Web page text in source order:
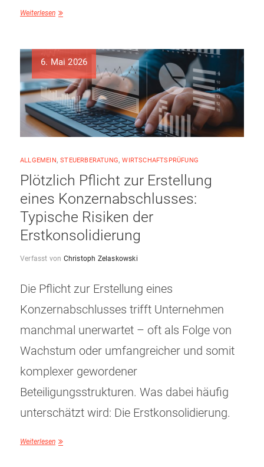
Weiterlesen
6. Mai 2026
ALLGEMEIN,STEUERBERATUNG,WIRTSCHAFTSPRÜFUNG
Plötzlich Pflicht zur Erstellung
eines Konzernabschlusses:
Typische Risiken der
Erstkonsolidierung
Verfasst von Christoph Zelaskowski
Die Pflicht zur Erstellung eines
Konzernabschlusses trifft Unternehmen
manchmal unerwartet – oft als Folge von
Wachstum oder umfangreicher und somit
komplexer gewordener
Beteiligungsstrukturen. Was dabei häufig
unterschätzt wird: Die Erstkonsolidierung.
Weiterlesen